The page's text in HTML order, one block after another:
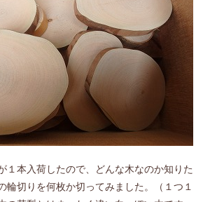
１本入荷したので、どんな木なのか知りた
輪切りを何枚か切ってみました。（１つ１